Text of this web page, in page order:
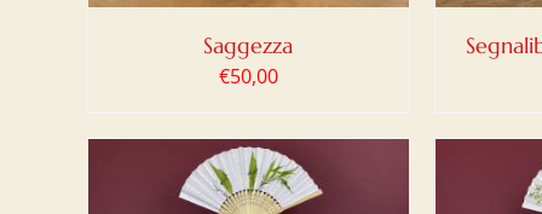
Saggezza
€50,00